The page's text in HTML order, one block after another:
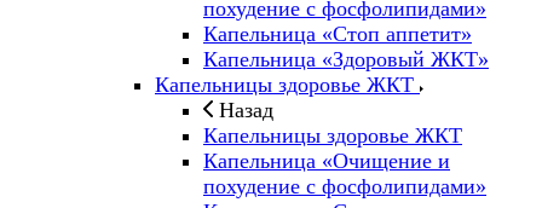
похудение с фосфолипидами»
Капельница «Стоп аппетит»
Капельница «Здоровый ЖКТ»
Капельницы здоровье ЖКТ
Назад
Капельницы здоровье ЖКТ
Капельница «Очищение и
похудение с фосфолипидами»